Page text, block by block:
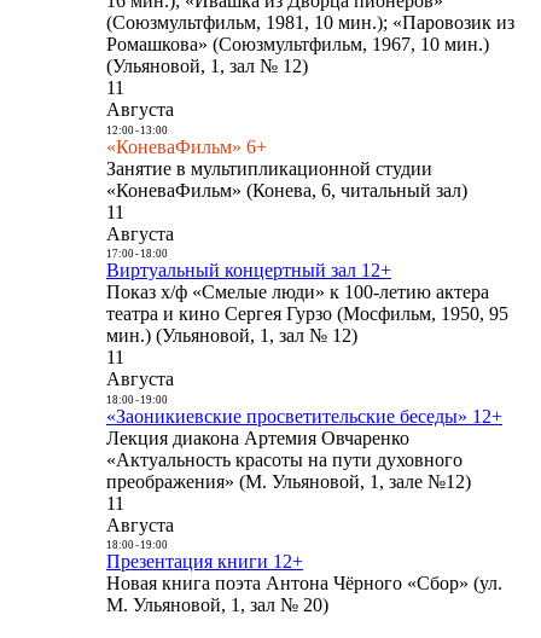
(Союзмультфильм, 1981, 10 мин.); «Паровозик из
Ромашкова» (Союзмультфильм, 1967, 10 мин.)
(Ульяновой, 1, зал № 12)
11
Августа
12:00- 13:00
«КоневаФильм» 6+
Занятие в мультипликационной студии
«КоневаФильм» (Конева, 6, читальный зал)
11
Августа
17:00- 18:00
Виртуальный концертный зал 12+
Показ х/ф «Смелые люди» к 100-летию актера
театра и кино Сергея Гурзо (Мосфильм, 1950, 95
мин.) (Ульяновой, 1, зал № 12)
11
Августа
18:00- 19:00
«Заоникиевские просветительские беседы» 12+
Лекция диакона Артемия Овчаренко
«Актуальность красоты на пути духовного
преображения» (М. Ульяновой, 1, зале №12)
11
Августа
18:00- 19:00
Презентация книги 12+
Новая книга поэта Антона Чёрного «Сбор» (ул.
М. Ульяновой, 1, зал № 20)